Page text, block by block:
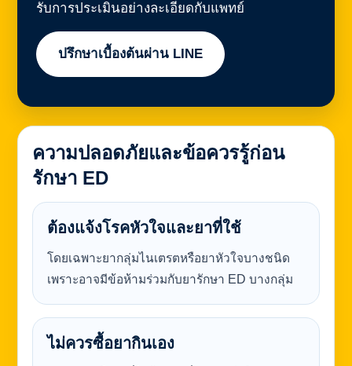
รับการประเมินอย่างละเอียดกับแพทย์
ปรึกษาเบื้องต้นผ่าน LINE
ความปลอดภัยและข้อควรรู้ก่อน
รักษา ED
ต้องแจ้งโรคหัวใจและยาที่ใช้
โดยเฉพาะยากลุ่มไนเตรตหรือยาหัวใจบางชนิด
เพราะอาจมีข้อห้ามร่วมกับยารักษา ED บางกลุ่ม
ไม่ควรซื้อยากินเอง